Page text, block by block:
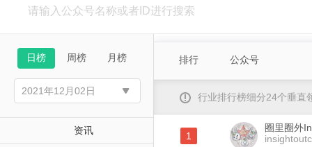
日榜 周榜 月榜
资讯
排行 公众号
行业排行榜细分24个垂直
1
圈里圈外